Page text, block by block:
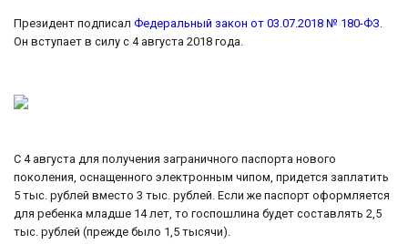
Президент подписал Федеральный закон от 03.07.2018 № 180-ФЗ.
Он вступает в силу с 4 августа 2018 года.
С 4 августа для получения заграничного паспорта нового
поколения, оснащенного электронным чипом, придется заплатить
5 тыс. рублей вместо 3 тыс. рублей. Если же паспорт оформляется
для ребенка младше 14 лет, то госпошлина будет составлять 2,5
тыс. рублей (прежде было 1,5 тысячи).